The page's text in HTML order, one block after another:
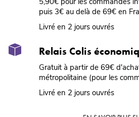
puis 3€ au delà de 69€ en
Livré en 2 jours ouvrés
Relais Colis
Gratuit à partir de 69€
métropolitaine (pour les
Livré en 2 jours ouvrés